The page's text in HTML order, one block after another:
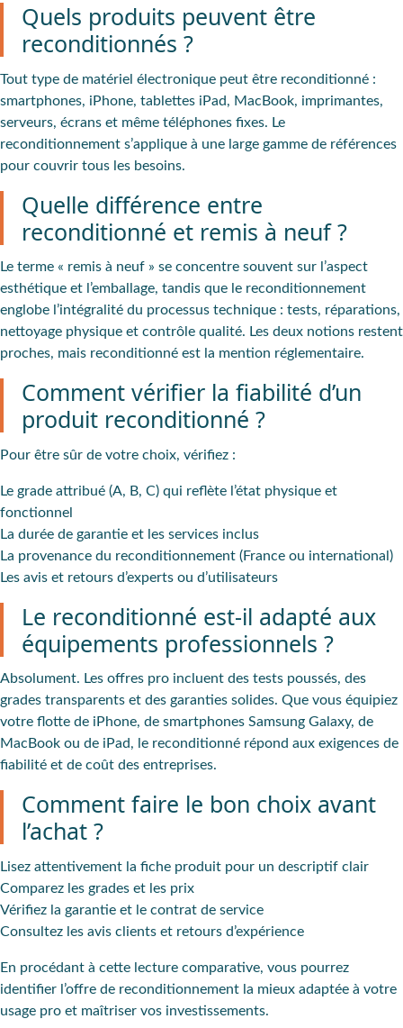
Quels produits peuvent être
reconditionnés ?
Tout type de matériel électronique peut être reconditionné :
smartphones, iPhone, tablettes iPad, MacBook, imprimantes,
serveurs, écrans et même téléphones fixes. Le
reconditionnement s’applique à une large gamme de références
pour couvrir tous les besoins.
Quelle différence entre
reconditionné et remis à neuf ?
Le terme « remis à neuf » se concentre souvent sur l’aspect
esthétique et l’emballage, tandis que le reconditionnement
englobe l’intégralité du processus technique : tests, réparations,
nettoyage physique et contrôle qualité. Les deux notions restent
proches, mais reconditionné est la mention réglementaire.
Comment vérifier la fiabilité d’un
produit reconditionné ?
Pour être sûr de votre choix, vérifiez :
Le grade attribué (A, B, C) qui reflète l’état physique et
fonctionnel
La durée de garantie et les services inclus
La provenance du reconditionnement (France ou international)
Les avis et retours d’experts ou d’utilisateurs
Le reconditionné est-il adapté aux
équipements professionnels ?
Absolument. Les offres pro incluent des tests poussés, des
grades transparents et des garanties solides. Que vous équipiez
votre flotte de iPhone, de smartphones Samsung Galaxy, de
MacBook ou de iPad, le reconditionné répond aux exigences de
fiabilité et de coût des entreprises.
Comment faire le bon choix avant
l’achat ?
Lisez attentivement la fiche produit pour un descriptif clair
Comparez les grades et les prix
Vérifiez la garantie et le contrat de service
Consultez les avis clients et retours d’expérience
En procédant à cette lecture comparative, vous pourrez
identifier l’offre de reconditionnement la mieux adaptée à votre
usage pro et maîtriser vos investissements.